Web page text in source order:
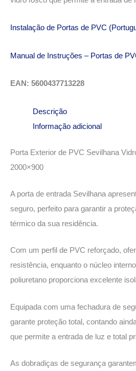
Instalação de Portas de PVC
Manual de Instruções – Portas de
EAN: 5600437713228
Descrição
Informação adicional
Porta Exterior de PVC Sevilhana
2000×900
A porta de entrada Sevilhana
seguro, perfeito para garantir a
térmico da sua residência.
Com um perfil de PVC reforçado,
resistência, enquanto o núcleo
poliuretano proporciona excelente
Equipada com uma fechadura de
garante proteção total, contando
que permite a entrada de luz e total
As dobradiças de segurança